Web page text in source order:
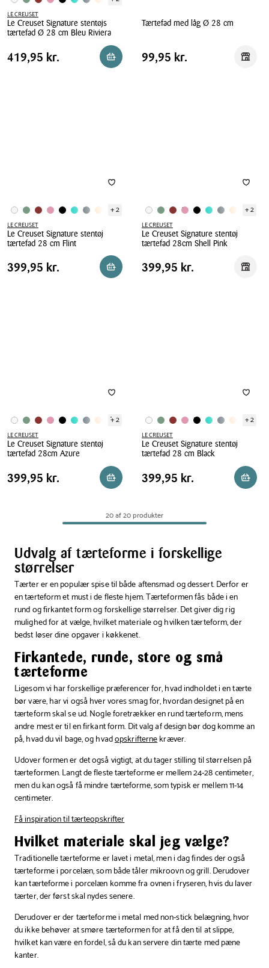
LE CREUSET
Le Creuset Signature stentøjs
tærtefad Ø 28 cm Bleu Riviera
Le
Creuset
Pris
Pris 419,95 kr.
419,95 kr. Læg i kurv
Tærtefad med låg Ø 28 cm
med
låg
Pris
tabel
Pris 99,95 kr.
99,95 kr.
+ 2
LE CREUSET
Le Creuset Signature stentøj
tærtefad 28 cm Flint
Le
Creuset
Pris
Pris 399,95 kr.
399,95 kr. Reservér i butik
+ 2
LE CREUSET
Le Creuset Signature stentøj
tærtefad 28cm Shell Pink
Le
Creuset
Pris
Pris 399,95 kr.
399,95 kr.
+ 2
LE CREUSET
Le Creuset Signature stentøj
tærtefad 28cm Azure
Le
Creuset
Azure
Pris
Pris 399,95 kr.
399,95 kr. Reservér i butik
+ 2
LE CREUSET
Le Creuset Signature stentøj
tærtefad 28 cm Black
Le
Creuset
stentøj
tærtefad
cm
Black
Pris
Pris 399,95 kr.
399,95 kr.
20 af 20 produkter
Udvalg af tærteforme i forskellige
størrelser
Tærter er en populær spise til både aftensmad og dessert. Derfor er
en tærteform et must i de fleste hjem. Tærteformen fås både i en
rund og firkantet form og forskellige størrelser. Det giver dig rig
mulighed for at vælge, hvilket materiale og hvilken tærteform, der
bedst løser dine opgaver i køkkenet.
Firkantede, runde, store og små
tærteforme
Ligesom vi har forskellige præferencer for, hvad indholdet i en tærte
bør være, har vi også hver vores smag for, hvordan designet på en
tærteform skal se ud. Nogle foretrækker en rund tærteform, mens
andre mest er til en firkant form. Dit valg af design bør dog komme an
på, hvad du vil bage, og hvadopskrifternekræver.
Udover formen er det også vigtigt, at du tager stilling til størrelsen på
tærteformen. Langt de fleste tærteforme er mellem 24-28 centimeter,
men du kan også få mindre tærteforme, som typisk er mellem 11-14
centimeter.
Få inspiration til tærteopskrifter
Hvilket materiale skal jeg vælge?
Traditionelle tærteforme er lavet i metal, men i dag findes der også
tærteforme i porcelæn, som både tåler mikroovn og grill. Derudover
kan tærteforme i porcelæn komme fra ovnen i fryseren, hvis du laver
tærter, der først skal nydes senere.
Derudover er der tærteforme i metal med non-stick belægning, hvor
du ikke behøver at smøre tærteformen for at få den til at slippe,
hvilket kan være en fordel, så du kan servere din tærte med pæne
kanter.